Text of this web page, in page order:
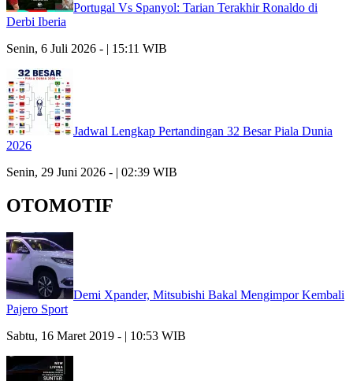
Portugal Vs Spanyol: Tarian Terakhir Ronaldo di
Derbi Iberia
Senin, 6 Juli 2026 - | 15:11 WIB
Jadwal Lengkap Pertandingan 32 Besar Piala Dunia
2026
Senin, 29 Juni 2026 - | 02:39 WIB
OTOMOTIF
Demi Xpander, Mitsubishi Bakal Mengimpor Kembali
Pajero Sport
Sabtu, 16 Maret 2019 - | 10:53 WIB